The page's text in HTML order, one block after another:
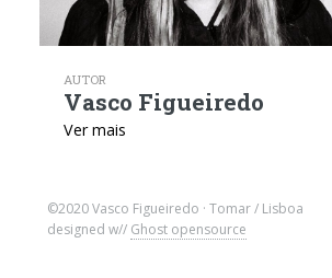
AUTOR
Vasco Figueiredo
Ver mais
©2020 Vasco Figueiredo · Tomar / Lisboa
designed w// Ghost opensource